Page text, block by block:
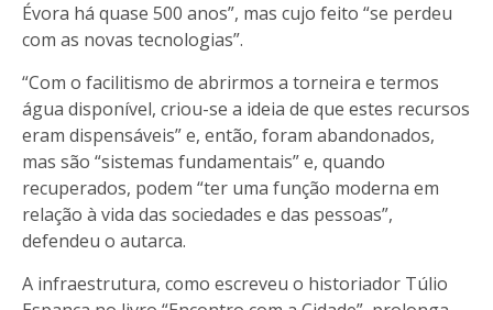
Évora há quase 500 anos”, mas cujo feito “se perdeu
com as novas tecnologias”.
“Com o facilitismo de abrirmos a torneira e termos
água disponível, criou-se a ideia de que estes recursos
eram dispensáveis” e, então, foram abandonados,
mas são “sistemas fundamentais” e, quando
recuperados, podem “ter uma função moderna em
relação à vida das sociedades e das pessoas”,
defendeu o autarca.
A infraestrutura, como escreveu o historiador Túlio